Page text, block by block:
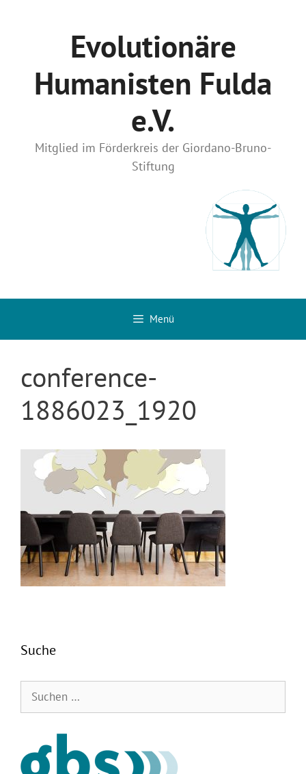
Evolutionäre
Humanisten Fulda
e.V.
Mitglied im Förderkreis der Giordano-Bruno-
Stiftung
Menü
conference-
1886023_1920
Suche
Suchen
nach: